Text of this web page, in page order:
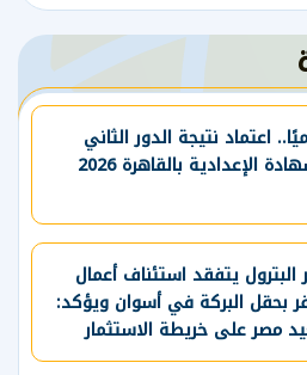
اعتماد نتيجة الدور الثاني
الإعدادية بالقاهرة 2026
البترول يتفقد استئناف أعمال
بحقل البركة في أسوان ويؤكد:
مصر على خريطة الاستثمار